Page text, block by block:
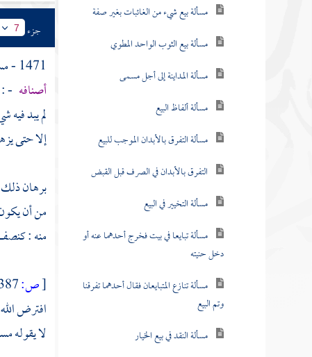
مسألة بيع شيء من الغائبات بغير صفة
مسألة بيع الثوب الواحد المطوي
مسألة المداينة إلى أجل مسمى
مسألة ألفاظ البيع
مسألة التفرق بالأبدان الموجب للبيع
التفرق بالأبدان في الصرف قبل القبض
مسألة التخيير في البيع
مسألة تبايعا في بيت فخرج أحدهما عنه أو
دخل حنيته
مسألة تنازع المتبايعان فقال أحدهما تفرقنا
وتم البيع
مسألة النقد في بيع الخيار
جزء 7
1471 - مسألة : فإن كان
أصنافه -
لم يبد
إلا حتى
برهان
من أن
منه :
[ص:
افترض
لا يقوله